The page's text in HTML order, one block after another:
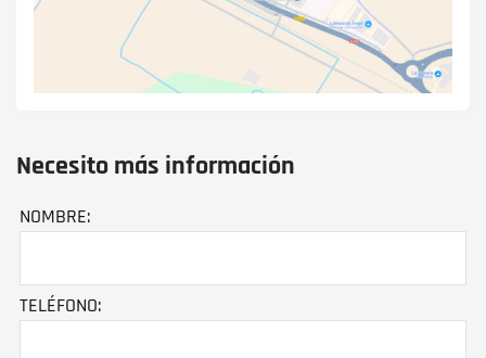
Necesito más información
NOMBRE:
TELÉFONO: